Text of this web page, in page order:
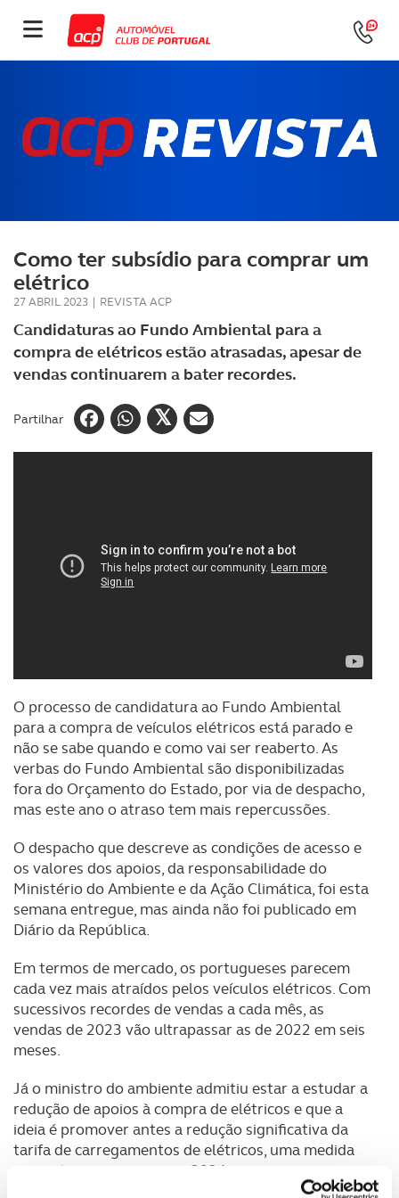
Como ter subsídio para comprar um
elétrico
27 ABRIL 2023 | REVISTA ACP
Candidaturas ao Fundo Ambiental para a
compra de elétricos estão atrasadas, apesar de
vendas continuarem a bater recordes.
Partilhar
O processo de candidatura ao Fundo Ambiental
para a compra de veículos elétricos está parado e
não se sabe quando e como vai ser reaberto. As
verbas do Fundo Ambiental são disponibilizadas
fora do Orçamento do Estado, por via de despacho,
mas este ano o atraso tem mais repercussões.
O despacho que descreve as condições de acesso e
os valores dos apoios, da responsabilidade do
Ministério do Ambiente e da Ação Climática, foi esta
semana entregue, mas ainda não foi publicado em
Diário da República.
Em termos de mercado, os portugueses parecem
cada vez mais atraídos pelos veículos elétricos. Com
sucessivos recordes de vendas a cada mês, as
vendas de 2023 vão ultrapassar as de 2022 em seis
meses.
Já o ministro do ambiente admitiu estar a estudar a
redução de apoios à compra de elétricos e que a
ideia é promover antes a redução significativa da
tarifa de carregamentos de elétricos, uma medida
que entraria em vigor em 2024.